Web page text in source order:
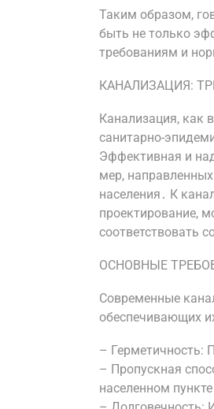
Таким образом,
быть не только
требованиям и
КАНАЛИЗАЦИЯ:
Канализация, как
санитарно-
Эффективная и
мер,
населения․ К
проектирование,
соответствовать
ОСНОВНЫЕ
Современные
обеспечивающих
– Герметичность:
– Пропускная
населенном